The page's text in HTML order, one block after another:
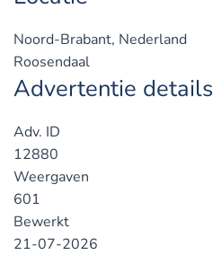
Noord-Brabant, Nederland
Roosendaal
Advertentie details
Adv. ID
12880
Weergaven
601
Bewerkt
21-07-2026